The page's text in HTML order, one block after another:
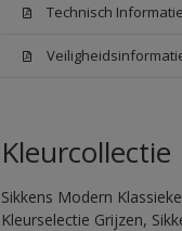
Technisch
Kleurcollectie
Sikkens Modern
Kleurselectie Grijzen,